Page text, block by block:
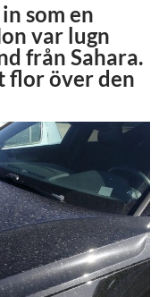
som en
var lugn
från Sahara.
flor över den